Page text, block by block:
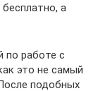
а
по работе с
это не самый
подобных